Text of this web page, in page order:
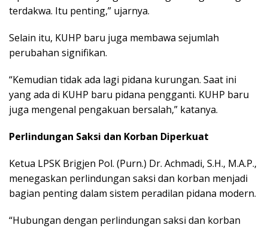
terdakwa. Itu penting,” ujarnya.
Selain itu, KUHP baru juga membawa sejumlah
perubahan signifikan.
“Kemudian tidak ada lagi pidana kurungan. Saat ini
yang ada di KUHP baru pidana pengganti. KUHP baru
juga mengenal pengakuan bersalah,” katanya.
Perlindungan Saksi dan Korban Diperkuat
Ketua LPSK Brigjen Pol. (Purn.) Dr. Achmadi, S.H., M.A.P.,
menegaskan perlindungan saksi dan korban menjadi
bagian penting dalam sistem peradilan pidana modern.
“Hubungan dengan perlindungan saksi dan korban